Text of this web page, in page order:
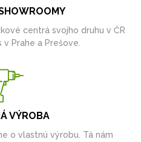
centrá svojho druhu v ČR
v Prahe a Prešove.
VÝROBA
o vlastnú výrobu. Tá nám